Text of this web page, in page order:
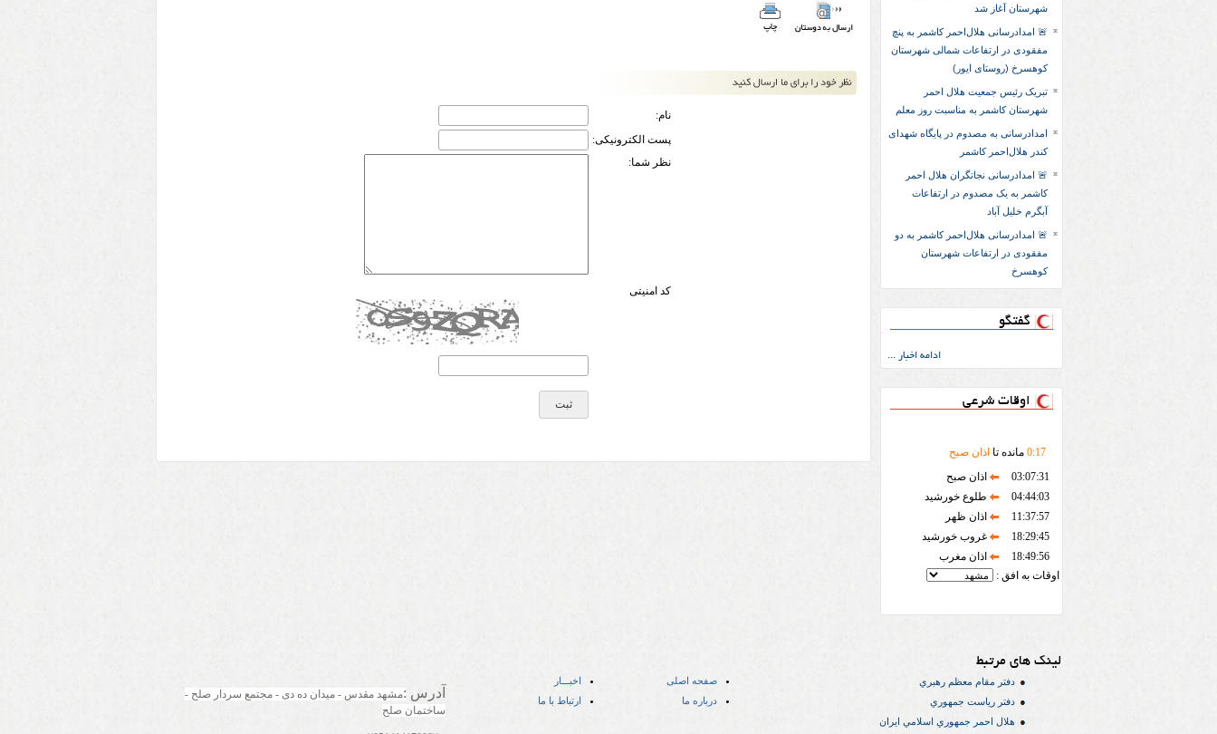
شهرستان آغاز شد
🚨 امدادرسانی هلال‌احمر کاشمر به پنچ
مفقودی در ارتفاعات شمالی شهرستان
کوهسرخ (روستای ایور)
تبریک رئیس جمعیت هلال احمر
شهرستان کاشمر به مناسبت روز معلم
امدادرسانی به مصدوم در پایگاه شهدای
کندر هلال‌احمر کاشمر
🚨 امدادرسانی نجاتگران هلال احمر
کاشمر به یک مصدوم در ارتفاعات
آبگرم خلیل آباد
🚨 امدادرسانی هلال‌احمر کاشمر به دو
مفقودی در ارتفاعات شهرستان
کوهسرخ
گفتگو
ادامه اخبار ...
اوقات شرعی
0:17 مانده تا اذان صبح
03:07:31
اذان صبح
04:44:03
طلوع خورشید
11:37:57
اذان ظهر
18:29:45
غروب خورشید
18:49:56
اذان مغرب
اوقات به افق :
نام:
پست الکترونیکی:
نظر شما:
کد امنیتی
لینک های مرتبط
دفتر مقام معظم رهبري
دفتر رياست جمهوري
هلال احمر جمهوري اسلامي ايران
صفحه اصلی
اخبـــار
درباره ما
ارتباط با ما آدرس :
ساختمان صلح